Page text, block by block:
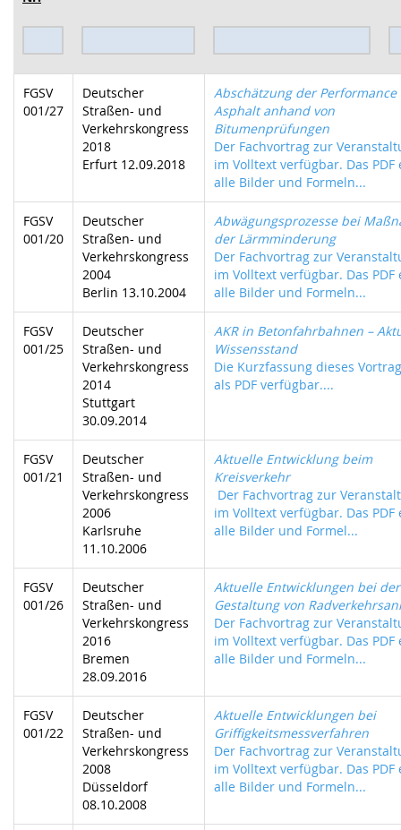
FGSV
001/27
Deutscher
Straßen- und
Verkehrskongress
2018
Erfurt 12.09.2018
Abschätzung der Performance
Asphalt anhand von
Bitumenprüfungen
Der Fachvortrag zur
im Volltext verfügbar. Das
alle Bilder und Formeln...
FGSV
001/20
Deutscher
Straßen- und
Verkehrskongress
2004
Berlin 13.10.2004
Abwägungsprozesse bei
der Lärmminderung
Der Fachvortrag zur
im Volltext verfügbar. Das
alle Bilder und Formeln...
FGSV
001/25
Deutscher
Straßen- und
Verkehrskongress
2014
Stuttgart
30.09.2014
AKR in Betonfahrbahnen –
Wissensstand
Die Kurzfassung dieses
als PDF verfügbar....
FGSV
001/21
Deutscher
Straßen- und
Verkehrskongress
2006
Karlsruhe
11.10.2006
Aktuelle Entwicklung beim
Kreisverkehr
Der Fachvortrag zur
im Volltext verfügbar. Das
alle Bilder und Formel...
FGSV
001/26
Deutscher
Straßen- und
Verkehrskongress
2016
Bremen
28.09.2016
Aktuelle Entwicklungen bei der
Gestaltung von
Der Fachvortrag zur
im Volltext verfügbar. Das
alle Bilder und Formeln...
FGSV
001/22
Deutscher
Straßen- und
Verkehrskongress
2008
Düsseldorf
08.10.2008
Aktuelle Entwicklungen bei
Griffigkeitsmessverfahren
Der Fachvortrag zur
im Volltext verfügbar. Das
alle Bilder und Formeln...